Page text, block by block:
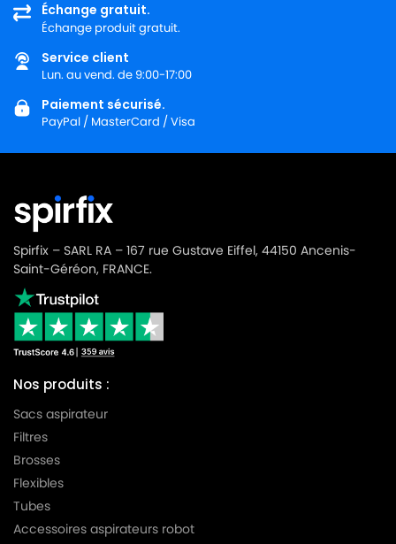
PHILIPS
PHILIPS CITY LINE - HR8370
PHILIPS
PHILIPS CITY LINE - HR8371
PHILIPS
PHILIPS CITY LINE - HR8372
PHILIPS
PHILIPS CITY LINE - HR8373
PHILIPS
PHILIPS
PHILIPS
PHILIPS CITY LINE - HR8377
PHILIPS
PHILIPS
PHILIPS CITYLINE VENICE
PHILIPS
PHILIPS
PHILIPS
PHILIPS
PHILIPS EXPRESSION - FC8601
Échange gratuit.
Échange produit gratuit.
Service client
Lun. au vend. de 9:00-17:00
Paiement sécurisé.
PayPal / MasterCard / Visa
Spirfix – SARL RA – 167 rue Gustave Eiffel, 44150 Ancenis-
Saint-Géréon, FRANCE.
Nos produits :
Sacs aspirateur
Filtres
Brosses
Flexibles
Tubes
Accessoires aspirateurs robot